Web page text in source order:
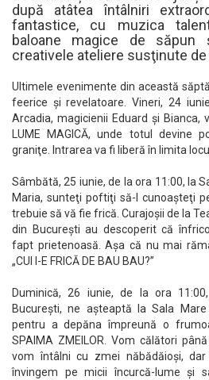
după atâtea întâlniri
fantastice, cu muzica
baloane magice de
creativele ateliere susţinute
Ultimele evenimente din această
feerice şi revelatoare. Vineri, 24
Arcadia, magicienii Eduard şi Bianca,
LUME MAGICĂ, unde totul devine
graniţe. Intrarea va fi liberă în limita
Sâmbătă, 25 iunie, de la ora 11:00, la
Maria, sunteţi poftiţi să-l cunoaşteţi
trebuie să vă fie frică. Curajoşii de la
din Bucureşti au descoperit că
fapt prietenoasă. Aşa că nu mai
„CUI I-E FRICĂ DE BAU BAU?”
Duminică, 26 iunie, de la ora
Bucureşti, ne aşteaptă la Sala
pentru a depăna împreună o
SPAIMA ZMEILOR. Vom călători
vom întâlni cu zmei năbădăioşi,
învingem pe micii încurcă-lume şi